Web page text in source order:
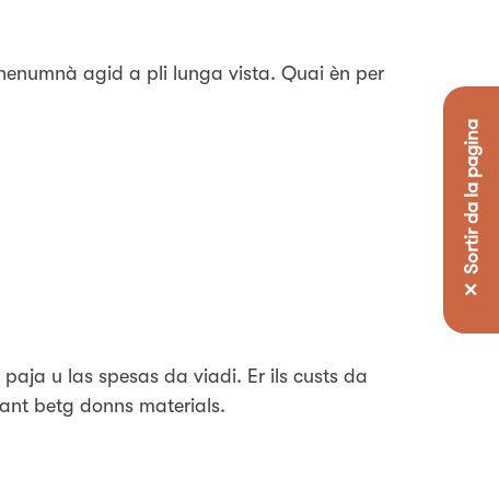
✕ Sortir da la pagina
agid a pli lunga vista. Quai èn per
u las spesas da viadi. Er ils custs da
betg donns materials.